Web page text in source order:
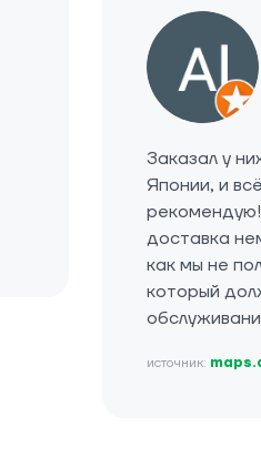
Заказал у
Японии, и
доставка
как мы не
который
источник: